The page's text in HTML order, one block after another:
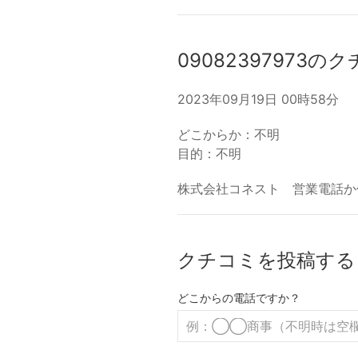
09082397973のク
2023年09月19日 00時58分
どこからか：不明
目的：不明
株式会社コネスト 営業電話か
クチコミを投稿する
どこからの電話ですか？